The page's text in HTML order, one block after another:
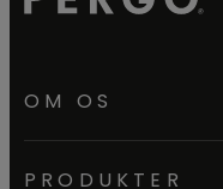
OM OS
PRODUKTER